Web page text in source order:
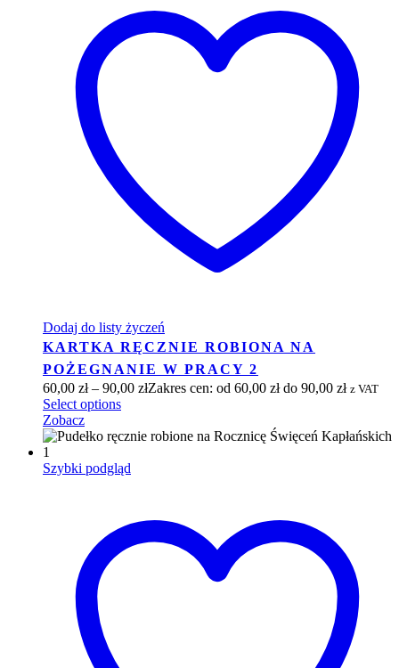
Dodaj do listy życzeń
KARTKA RĘCZNIE ROBIONA NA
POŻEGNANIE W PRACY 2
60,00 zł – 90,00 złZakres cen: od 60,00 zł do 90,00 zł z VAT
Select options
Zobacz
Szybki podgląd